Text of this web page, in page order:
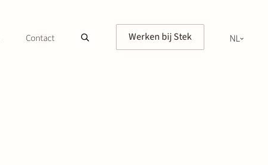
Contact Werken bij Stek
NL